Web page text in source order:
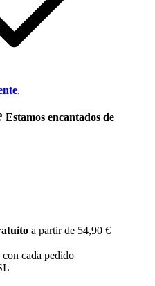
.
Estamos encantados de
a partir de 54,90 €
con cada pedido